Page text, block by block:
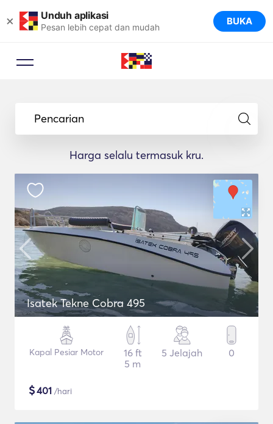
× Unduh aplikasi
Pesan lebih cepat dan mudah BUKA
Pencarian
Harga selalu termasuk kru.
Isatek Tekne Cobra 495
Kapal Pesiar Motor
16 ft
5 m
5 Jelajah 0
$401 /hari